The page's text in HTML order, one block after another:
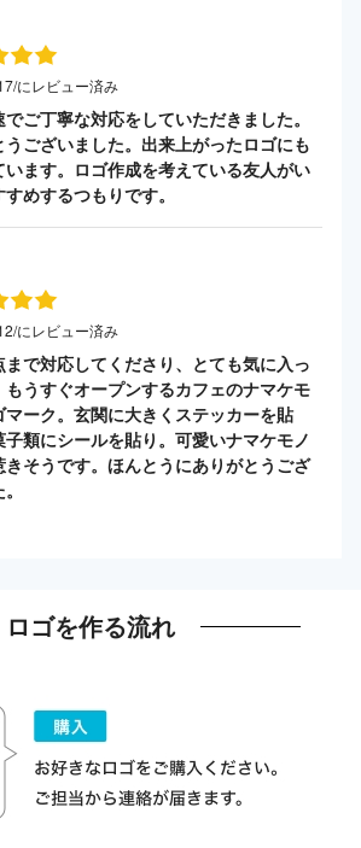
にレビュー済み
ご丁寧な対応をしていただきました。
うございました。出来上がったロゴにも
います。ロゴ作成を考えている友人がい
めするつもりです。
にレビュー済み
まで対応してくださり、とても気に入っ
もうすぐオープンするカフェのナマケモ
マーク。玄関に大きくステッカーを貼
子類にシールを貼り。可愛いナマケモノ
きそうです。ほんとうにありがとうござ
ロゴを作る流れ